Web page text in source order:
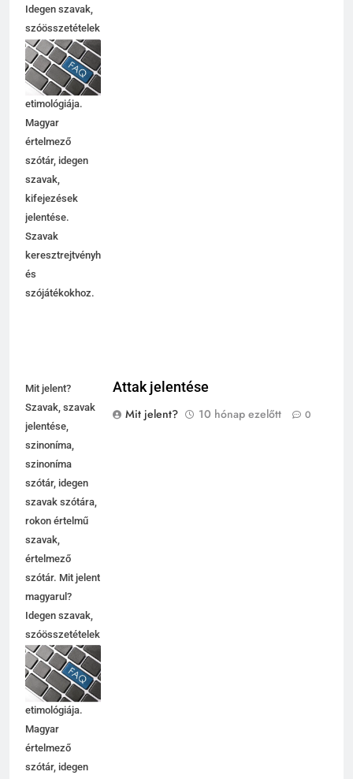
Idegen szavak,
szóösszetételek
jelentése,
magyarázata,
használata,
etimológiája.
Magyar
értelmező
szótár, idegen
szavak,
kifejezések
jelentése.
Szavak
keresztrejtvényhez
és
szójátékokhoz.
Mit jelent?
Szavak, szavak
jelentése,
szinoníma,
szinoníma
szótár, idegen
szavak szótára,
rokon értelmű
szavak,
értelmező
szótár. Mit jelent
magyarul?
Idegen szavak,
szóösszetételek
jelentése,
magyarázata,
használata,
etimológiája.
Magyar
értelmező
szótár, idegen
Attak jelentése
Mit jelent?
10 hónap ezelőtt 0
5
6
7